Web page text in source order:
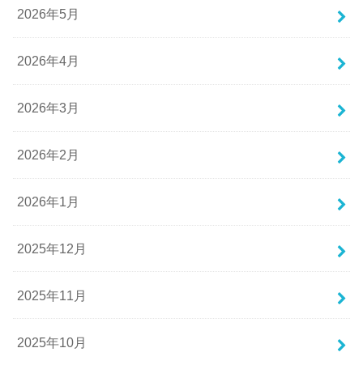
2026年5月
2026年4月
2026年3月
2026年2月
2026年1月
2025年12月
2025年11月
2025年10月